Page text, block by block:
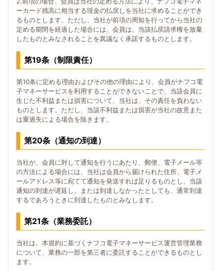
ーカード残高に相当する現金の払戻しを当社に求めることができ
るものとします。ただし、当社が前項の周知を行ってから当社の
定める期間を経過した場合には、会員は、当該払戻請求権を放棄
したものとみなされることを異議なく承諾するものとします。
第19条（制限責任）
第10条に定める理由およびその他の理由により、会員がナフコ電
子マネーサービスを利用することができないことで、当該会員に
生じた不利益または損害について、当社は、その責任を負わない
ものとします。ただし、当該不利益または損害が当社の故意また
は重過失による場合を除きます。
第20条（通知の到達）
当社が、会員に対して通知を行うにあたり、郵便、電子メール等
の方法による場合には、当社は会員から届けられた住所、電子メ
ールアドレス等に宛てて通知を発送すれば足りるものとし、当該
通知の到達が遅延し、または到達しなかったとしても、通常到達
するであろうときに到達したものとみなします。
第21条（業務委託）
当社は、本規約に基づくナフコ電子マネーサービス運営管理業務
について、業務の一部を第三者に委託することができるものとし
ます。